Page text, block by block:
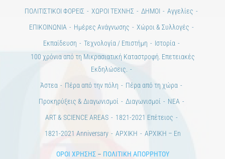
ΠΟΛΙΤΙΣΤΙΚΟΙ ΦΟΡΕΙΣ
ΧΩΡΟΙ ΤΕΧΝΗΣ ΔΗΜΟΙ
Αγγελίες
ΕΠΙΚΟΙΝΩΝΙΑ
Ημέρες Ανάγνωσης
Χώροι & Συλλογές
Εκπαίδευση
Τεχνολογία / Επιστήμη
Ιστορία
100 χρόνια από τη Μικρασιατική Καταστροφή. Επετειακές
Εκδηλώσεις.
Άστεα
Πέρα από την πόλη
Πέρα από τη χώρα
Προκηρύξεις & Διαγωνισμοί
Διαγωνισμοί
ΝΕΑ
ART & SCIENCE AREAS
1821-2021 Επέτειος
1821-2021 Anniversary
ΑΡΧΙΚΗ ΑΡΧΙΚΗ – En
ΟΡΟΙ ΧΡΗΣΗΣ– ΠΟΛΙΤΙΚΗ ΑΠΟΡΡΗΤΟΥ